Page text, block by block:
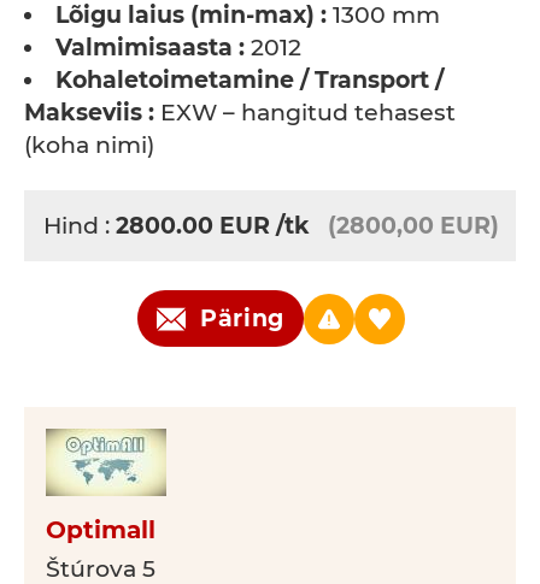
Lõigu laius (min-max) : 1300 mm
Valmimisaasta : 2012
Kohaletoimetamine / Transport /
Makseviis : EXW – hangitud tehasest
(koha nimi)
Hind : 2800.00 EUR /tk (2800,00 EUR)
Päring
Optimall
Štúrova 5